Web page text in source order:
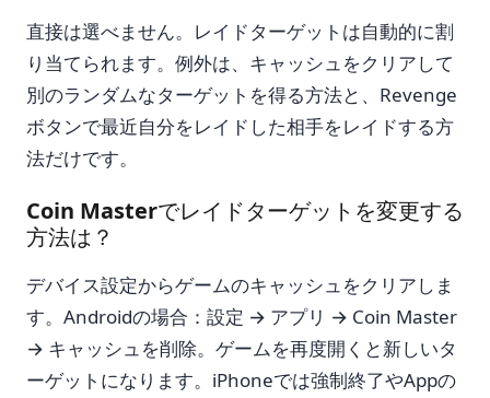
直接は選べません。レイドターゲットは自動的に割
り当てられます。例外は、キャッシュをクリアして
別のランダムなターゲットを得る方法と、Revenge
ボタンで最近自分をレイドした相手をレイドする方
法だけです。
Coin Masterでレイドターゲットを変更する
方法は？
デバイス設定からゲームのキャッシュをクリアしま
す。Androidの場合：設定 → アプリ → Coin Master
→ キャッシュを削除。ゲームを再度開くと新しいタ
ーゲットになります。iPhoneでは強制終了やAppの